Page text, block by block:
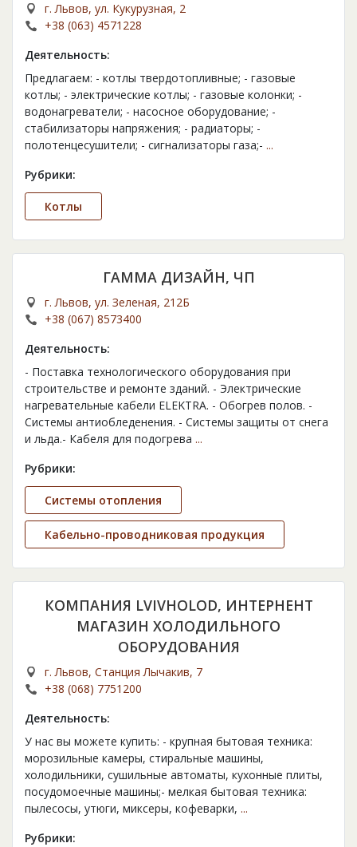
г. Львов, ул. Кукурузная, 2
+38 (063) 4571228
Деятельность:
Предлагаем: - котлы твердотопливные; - газовые
котлы; - электрические котлы; - газовые колонки; -
водонагреватели; - насосное оборудование; -
стабилизаторы напряжения; - радиаторы; -
полотенцесушители; - сигнализаторы газа;- ...
Рубрики:
Котлы
ГАММА ДИЗАЙН, ЧП
г. Львов, ул. Зеленая, 212Б
+38 (067) 8573400
Деятельность:
- Поставка технологического оборудования при
строительстве и ремонте зданий. - Электрические
нагревательные кабели ELEKTRA. - Обогрев полов. -
Системы антиобледенения. - Системы защиты от снега
и льда.- Кабеля для подогрева ...
Рубрики:
Cистемы отопления
Кабельно-проводниковая продукция
КОМПАНИЯ LVIVHOLOD, ИНТЕРНЕНТ
МАГАЗИН ХОЛОДИЛЬНОГО
ОБОРУДОВАНИЯ
г. Львов, Станция Лычакив, 7
+38 (068) 7751200
Деятельность:
У нас вы можете купить: - крупная бытовая техника:
морозильные камеры, стиральные машины,
холодильники, сушильные автоматы, кухонные плиты,
посудомоечные машины;- мелкая бытовая техника:
пылесосы, утюги, миксеры, кофеварки, ...
Рубрики: